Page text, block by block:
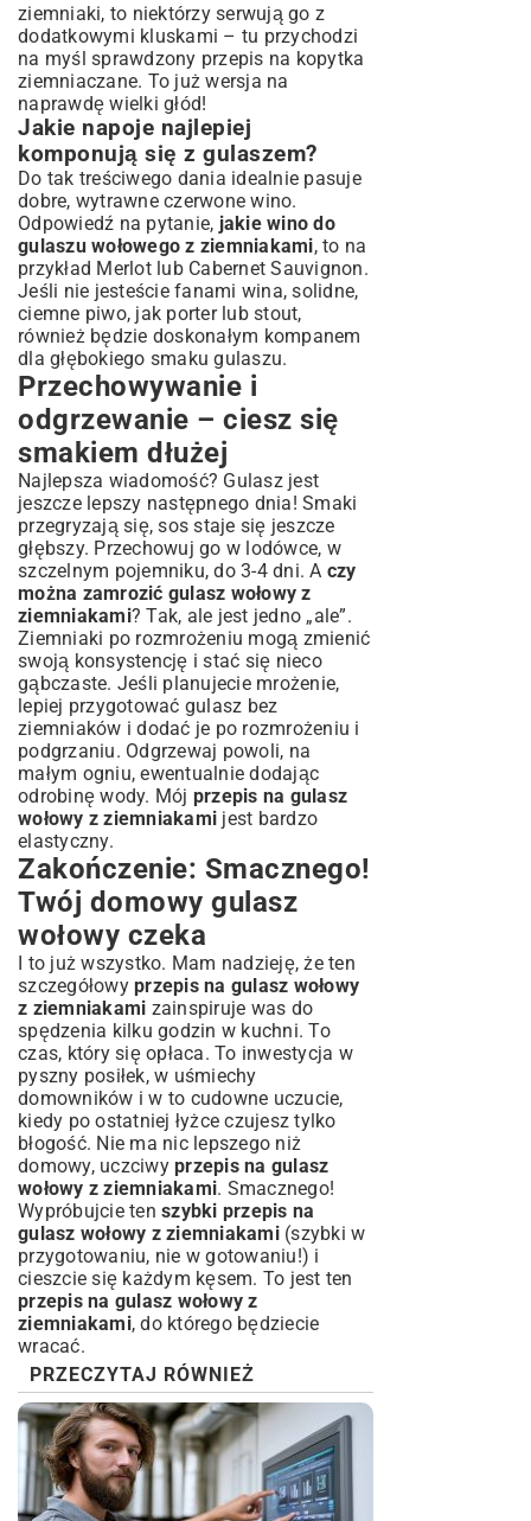
ziemniaki, to niektórzy serwują go z
dodatkowymi kluskami – tu przychodzi
na myśl sprawdzony przepis na kopytka
ziemniaczane. To już wersja na
naprawdę wielki głód!
Jakie napoje najlepiej
komponują się z gulaszem?
Do tak treściwego dania idealnie pasuje
dobre, wytrawne czerwone wino.
Odpowiedź na pytanie, jakie wino do
gulaszu wołowego z ziemniakami, to na
przykład Merlot lub Cabernet Sauvignon.
Jeśli nie jesteście fanami wina, solidne,
ciemne piwo, jak porter lub stout,
również będzie doskonałym kompanem
dla głębokiego smaku gulaszu.
Przechowywanie i
odgrzewanie – ciesz się
smakiem dłużej
Najlepsza wiadomość? Gulasz jest
jeszcze lepszy następnego dnia! Smaki
przegryzają się, sos staje się jeszcze
głębszy. Przechowuj go w lodówce, w
szczelnym pojemniku, do 3-4 dni. A czy
można zamrozić gulasz wołowy z
ziemniakami? Tak, ale jest jedno „ale”.
Ziemniaki po rozmrożeniu mogą zmienić
swoją konsystencję i stać się nieco
gąbczaste. Jeśli planujecie mrożenie,
lepiej przygotować gulasz bez
ziemniaków i dodać je po rozmrożeniu i
podgrzaniu. Odgrzewaj powoli, na
małym ogniu, ewentualnie dodając
odrobinę wody. Mój przepis na gulasz
wołowy z ziemniakami jest bardzo
elastyczny.
Zakończenie: Smacznego!
Twój domowy gulasz
wołowy czeka
I to już wszystko. Mam nadzieję, że ten
szczegółowy przepis na gulasz wołowy
z ziemniakami zainspiruje was do
spędzenia kilku godzin w kuchni. To
czas, który się opłaca. To inwestycja w
pyszny posiłek, w uśmiechy
domowników i w to cudowne uczucie,
kiedy po ostatniej łyżce czujesz tylko
błogość. Nie ma nic lepszego niż
domowy, uczciwy przepis na gulasz
wołowy z ziemniakami. Smacznego!
Wypróbujcie ten szybki przepis na
gulasz wołowy z ziemniakami(szybki w
przygotowaniu, nie w gotowaniu!) i
cieszcie się każdym kęsem. To jest ten
przepis na gulasz wołowy z
ziemniakami, do którego będziecie
wracać.
PRZECZYTAJ RÓWNIEŻ